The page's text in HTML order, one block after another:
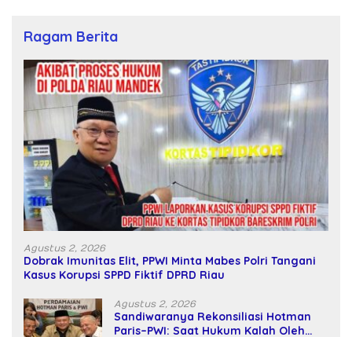
Ragam Berita
Agustus 2, 2026
Dobrak Imunitas Elit, PPWI Minta Mabes Polri Tangani
Kasus Korupsi SPPD Fiktif DPRD Riau
Agustus 2, 2026
Sandiwaranya Rekonsiliasi Hotman
Paris–PWI: Saat Hukum Kalah Oleh